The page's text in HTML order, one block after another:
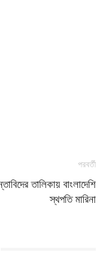
পরবর্তী
তালিকায় বাংলাদেশি
স্থপতি মারিনা